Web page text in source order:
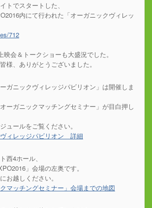
トでスタートした、
内にて行われた「オーガニックヴィレッ
712
映会＆トークショーも大盛況でした。
様、ありがとうございました。
ガニックヴィレッジパビリオン」は開催しま
ーガニックマッチングセミナー」が目白押し
ュールをご覧ください。
ィレッジパビリオン 詳細
西4ホール、
」会場の左奥です。
お越しください。
マッチングセミナー」会場までの地図